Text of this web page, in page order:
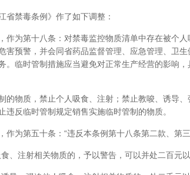
省禁毒条例》作了如下调整：
作为第十八条：对禁毒监控物质清单中存在被个
害预警，并会同省药品监督管理、应急管理、卫
。临时管制措施应当避免对正常生产经营的影响
的物质，禁止个人吸食、注射；禁止教唆、诱导
违反临时管制规定销售实施临时管制的物质。
作为第五十条：“违反本条例第十八条第二款、第
、注射相关物质的，予以警告，可以并处二百元